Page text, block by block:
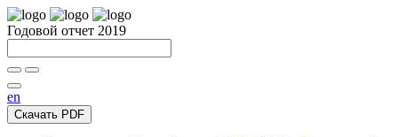
Годовой отчет 2019
en
Скачать PDF